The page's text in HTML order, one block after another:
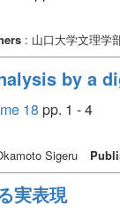
: 山口大学文理学
by a
18 pp. 1 - 4
Sigeru
実表現